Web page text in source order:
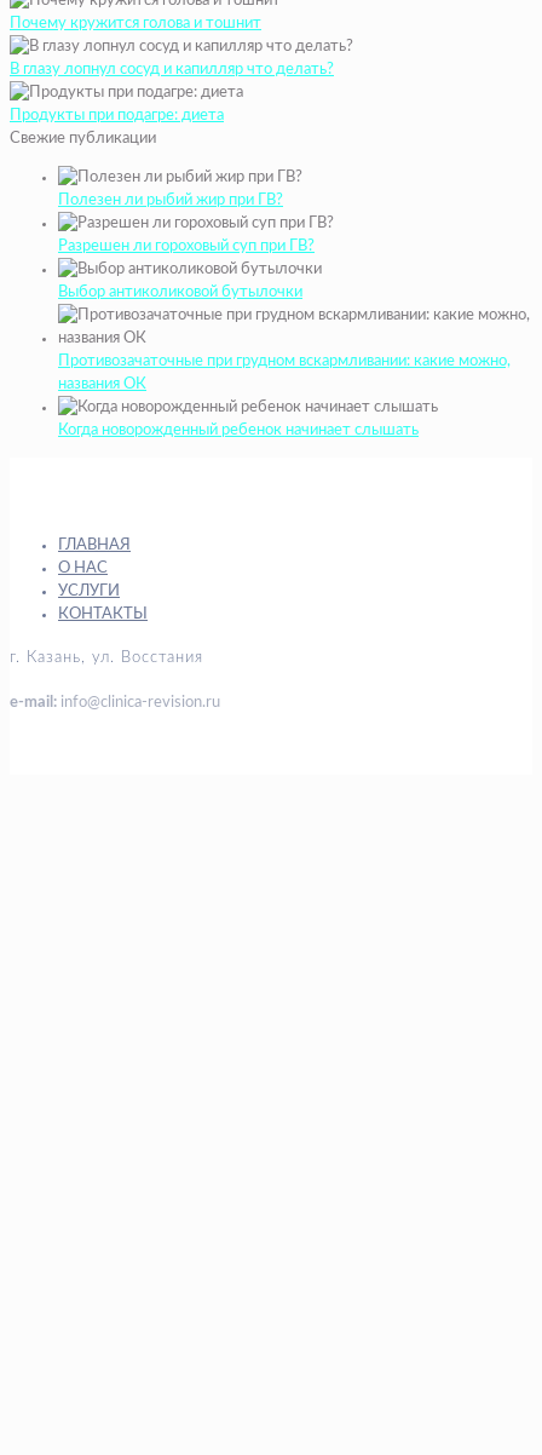
Почему кружится голова и тошнит
В глазу лопнул сосуд и капилляр что делать?
Продукты при подагре: диета
Свежие публикации
Полезен ли рыбий жир при ГВ?
Разрешен ли гороховый суп при ГВ?
Выбор антиколиковой бутылочки
Противозачаточные при грудном вскармливании: какие можно,
названия ОК
Когда новорожденный ребенок начинает слышать
ГЛАВНАЯ
О НАС
УСЛУГИ
КОНТАКТЫ
г. Казань, ул. Восстания
e-mail: info@clinica-revision.ru